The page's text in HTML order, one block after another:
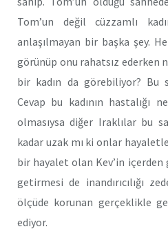
Tom’un değil cüzzamlı
anlaşılmayan bir başka şey.
görünüp onu rahatsız ederken
bir kadın da görebiliyor? Bu
Cevap bu kadının hastalığı
olmasıysa diğer Iraklılar bu
kadar uzak mı ki onlar
bir hayalet olan Kev’in içerden
getirmesi de inandırıcılığı
ölçüde korunan gerçeklikle
ediyor.